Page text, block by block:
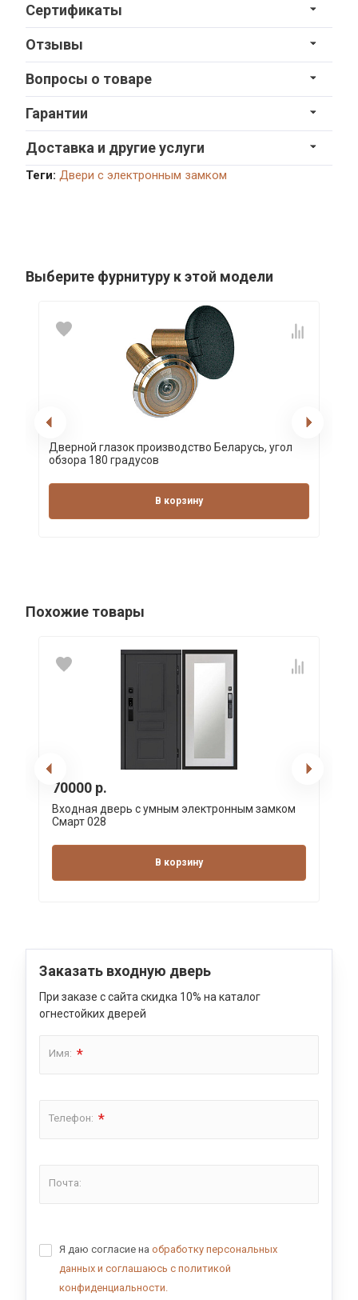
Сертификаты
Отзывы
Вопросы о товаре
Гарантии
Доставка и другие услуги
Теги: Двери с электронным замком
Выберите фурнитуру к этой модели
Дверной глазок производство Беларусь, угол
обзора 180 градусов
В корзину
Похожие товары
70000 р.
Входная дверь с умным электронным замком
Смарт 028
В корзину
Заказать входную дверь
При заказе с сайта скидка 10% на каталог
огнестойких дверей
Имя: *
Телефон: *
Почта:
Я даю согласие на обработку персональных
данных и соглашаюсь с политикой
конфиденциальности.